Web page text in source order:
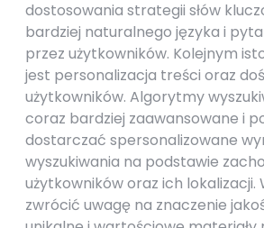
dostosowania strategii słów
bardziej naturalnego języka i
przez użytkowników. Kolejnym
jest personalizacja treści oraz
użytkowników. Algorytmy
coraz bardziej zaawansowane i
dostarczać spersonalizowane
wyszukiwania na podstawie
użytkowników oraz ich lokalizacji.
zwrócić uwagę na znaczenie